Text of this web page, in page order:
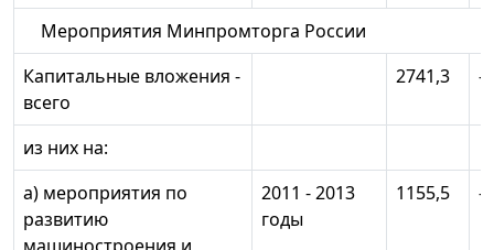
Мероприятия Минпромторга России
Капитальные вложения -
всего
2741,3 -
из них на:
а) мероприятия по
развитию
2011 - 2013
годы
1155,5 -